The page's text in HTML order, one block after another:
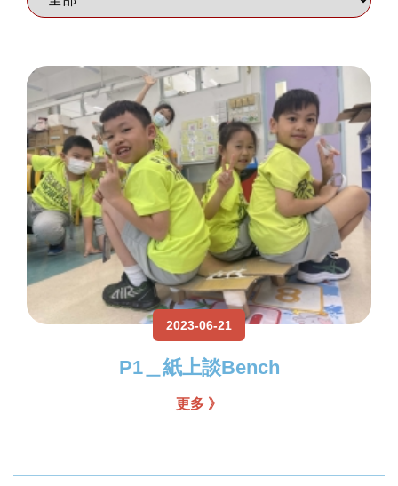
2023-06-21
P1＿紙上談Bench
更多 》